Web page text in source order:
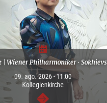
| Wiener Philharmoniker · Sokhievs
09. ago. 2026 - 11:00
Kollegienkirche